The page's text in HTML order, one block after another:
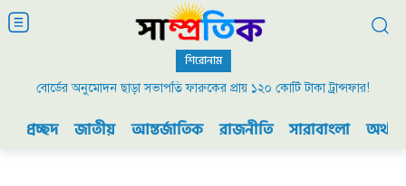
শিরোনাম
বোর্ডের অনুমোদন ছাড়া সভাপতি ফারুকের প্রায় ১২০ কোটি টাকা ট্রান্সফার!
প্রচ্ছদ জাতীয় আন্তর্জাতিক রাজনীতি সারাবাংলা